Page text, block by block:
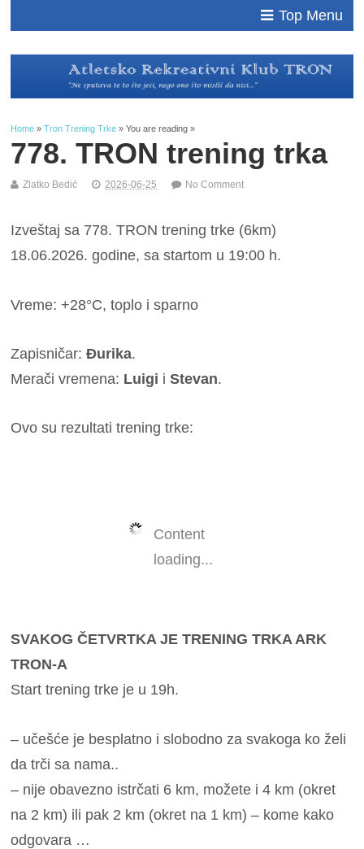
Top Menu
Home »Tron Trening Trke » You are reading »
778. TRON trening trka
Zlatko Bedić 2026-06-25 No Comment
Izveštaj sa 778. TRON trening trke (6km)
18.06.2026. godine, sa startom u 19:00 h.
Vreme: +28°C, toplo i sparno
Zapisničar:Đurika.
Merači vremena: Luigi iStevan.
Ovo su rezultati trening trke:
Content
loading...
SVAKOG ČETVRTKA JE TRENING TRKA ARK
TRON-A
Start trening trke je u 19h.
– učešće je besplatno i slobodno za svakoga ko želi
da trči sa nama..
– nije obavezno istrčati 6 km, možete i 4 km (okret
na 2 km) ili pak 2 km (okret na 1 km) – kome kako
odgovara …